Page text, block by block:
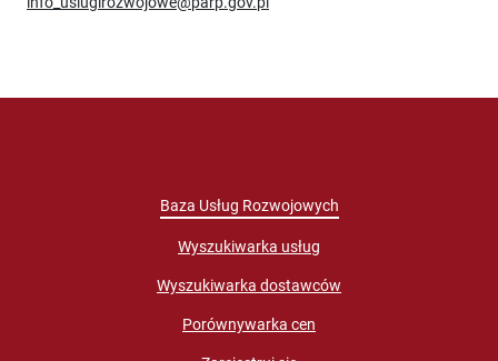
Baza Usług Rozwojowych
Wyszukiwarka usług
Wyszukiwarka dostawców
Porównywarka cen